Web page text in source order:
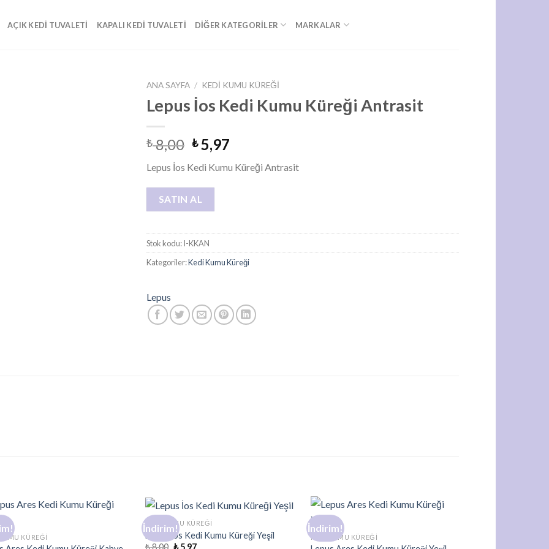
AÇIK KEDI TUVALETI KAPALI KEDI TUVALETI DIĞER KATEGORILER MARKALAR
ANA SAYFA / KEDI KUMU KÜREĞI
Lepus İos Kedi Kumu Küreği Antrasit
₺8,00 ₺5,97
Lepus İos Kedi Kumu Küreği Antrasit
SATIN AL
Stok kodu:I-KKAN
Kategoriler:Kedi Kumu Küreği
Lepus
KÜREĞI
İndirim!
wishlist
KEDI KUMU KÜREĞI
Lepus İos Kedi Kumu Küreği Yeşil
İndirim!
KEDI KUMU KÜREĞI